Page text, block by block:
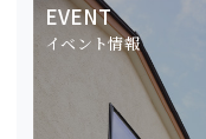
EVENT
イベント情報